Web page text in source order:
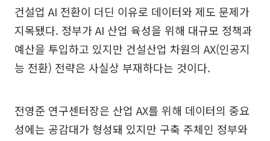
건설업 AI 전환이 더딘 이유로 데이터와 제도 문제가
지목됐다. 정부가 AI 산업 육성을 위해 대규모 정책과
예산을 투입하고 있지만 건설산업 차원의 AX(인공지
능 전환) 전략은 사실상 부재하다는 것이다.
전영준 연구센터장은 산업 AX를 위해 데이터의 중요
성에는 공감대가 형성돼 있지만 구축 주체인 정부와